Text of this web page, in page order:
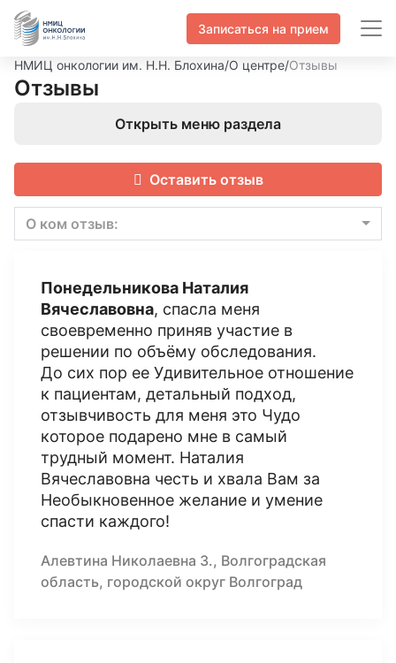
Записаться на прием
НМИЦ онкологии им. Н.Н. Блохина/О центре/Отзывы
Отзывы
Открыть меню раздела
Оставить отзыв
О ком отзыв:
Понедельникова Наталия
Вячеславовна, спасла меня
своевременно приняв участие в
решении по объёму обследования.
До сих пор ее Удивительное отношение
к пациентам, детальный подход,
отзывчивость для меня это Чудо
которое подарено мне в самый
трудный момент. Наталия
Вячеславовна честь и хвала Вам за
Необыкновенное желание и умение
спасти каждого!
Алевтина Николаевна З., Волгоградская
область, городской округ Волгоград